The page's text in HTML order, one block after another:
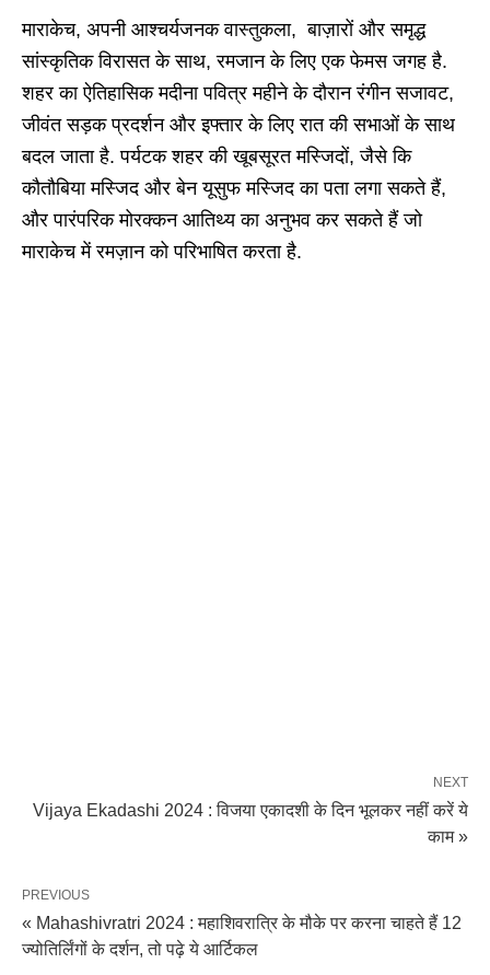
माराकेच, अपनी आश्चर्यजनक वास्तुकला, बाज़ारों और समृद्ध
सांस्कृतिक विरासत के साथ, रमजान के लिए एक फेमस जगह है.
शहर का ऐतिहासिक मदीना पवित्र महीने के दौरान रंगीन सजावट,
जीवंत सड़क प्रदर्शन और इफ्तार के लिए रात की सभाओं के साथ
बदल जाता है. पर्यटक शहर की खूबसूरत मस्जिदों, जैसे कि
कौतौबिया मस्जिद और बेन यूसुफ मस्जिद का पता लगा सकते हैं,
और पारंपरिक मोरक्कन आतिथ्य का अनुभव कर सकते हैं जो
माराकेच में रमज़ान को परिभाषित करता है.
NEXT
Vijaya Ekadashi 2024 : विजया एकादशी के दिन भूलकर नहीं करें ये
काम »
PREVIOUS
« Mahashivratri 2024 : महाशिवरात्रि के मौके पर करना चाहते हैं 12
ज्योतिर्लिंगों के दर्शन, तो पढ़े ये आर्टिकल